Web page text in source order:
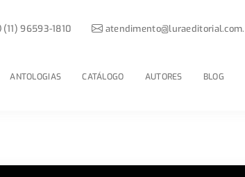
ANTOLOGIAS CATÁLOGO AUTORES BLOG
(11) 96593-1810